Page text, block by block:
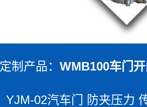
定制产品： WMB100车门
YJM-02汽车门 防夹压力